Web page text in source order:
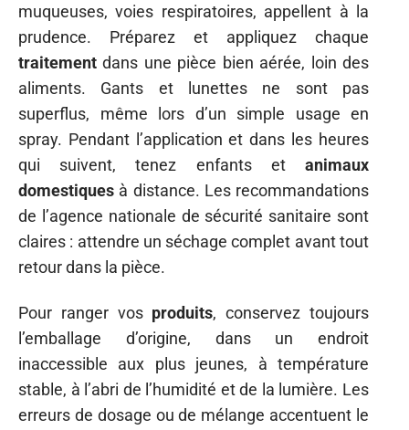
muqueuses, voies respiratoires, appellent à la
prudence. Préparez et appliquez chaque
traitement dans une pièce bien aérée, loin des
aliments. Gants et lunettes ne sont pas
superflus, même lors d’un simple usage en
spray. Pendant l’application et dans les heures
qui suivent, tenez enfants et animaux
domestiques à distance. Les recommandations
de l’agence nationale de sécurité sanitaire sont
claires : attendre un séchage complet avant tout
retour dans la pièce.
Pour ranger vos produits, conservez toujours
l’emballage d’origine, dans un endroit
inaccessible aux plus jeunes, à température
stable, à l’abri de l’humidité et de la lumière. Les
erreurs de dosage ou de mélange accentuent le